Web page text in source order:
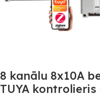
8 kanālu 8x10A
TUYA